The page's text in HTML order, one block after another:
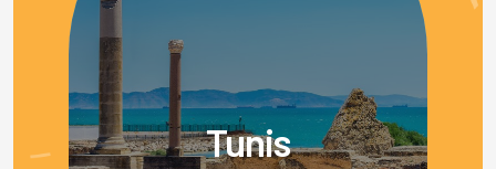
Tunis